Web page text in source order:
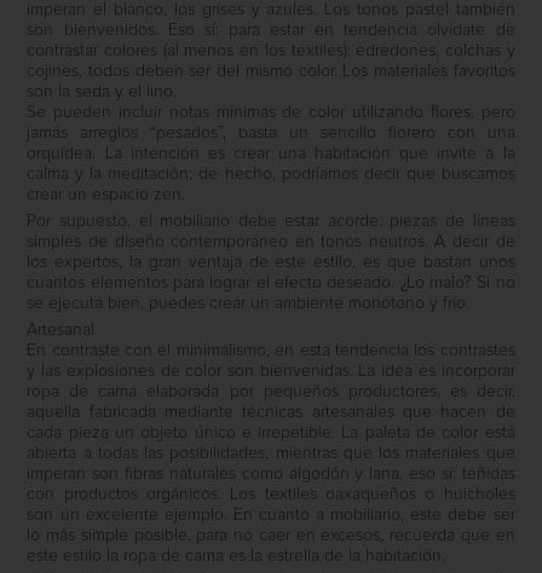
imperan el blanco, los grises y azules. Los tonos pastel también
son bienvenidos. Eso sí: para estar en tendencia olvídate de
contrastar colores (al menos en los textiles): edredones, colchas y
cojines, todos deben ser del mismo color. Los materiales favoritos
son la seda y el lino.
Se pueden incluir notas mínimas de color utilizando flores, pero
jamás arreglos “pesados”, basta un sencillo florero con una
orquídea. La intención es crear una habitación que invite a la
calma y la meditación; de hecho, podríamos decir que buscamos
crear un espacio zen.
Por supuesto, el mobiliario debe estar acorde: piezas de líneas
simples de diseño contemporáneo en tonos neutros. A decir de
los expertos, la gran ventaja de este estilo, es que bastan unos
cuantos elementos para lograr el efecto deseado. ¿Lo malo? Si no
se ejecuta bien, puedes crear un ambiente monótono y frío.
Artesanal
En contraste con el minimalismo, en esta tendencia los contrastes
y las explosiones de color son bienvenidas. La idea es incorporar
ropa de cama elaborada por pequeños productores, es decir,
aquella fabricada mediante técnicas artesanales que hacen de
cada pieza un objeto único e irrepetible. La paleta de color está
abierta a todas las posibilidades, mientras que los materiales que
imperan son fibras naturales como algodón y lana, eso sí: teñidas
con productos orgánicos. Los textiles oaxaqueños o huicholes
son un excelente ejemplo. En cuanto a mobiliario, este debe ser
lo más simple posible, para no caer en excesos, recuerda que en
este estilo la ropa de cama es la estrella de la habitación.